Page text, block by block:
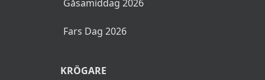
Gåsamiddag 2026
Fars Dag 2026
KRÖGARE